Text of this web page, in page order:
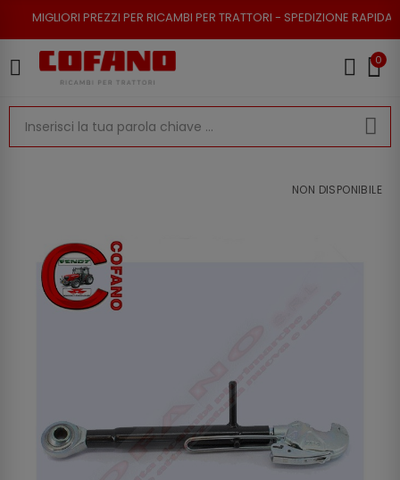
PER RICAMBI PER TRATTORI - SPEDIZIONE RAPIDA - RESO
0
NON DISPONIBILE